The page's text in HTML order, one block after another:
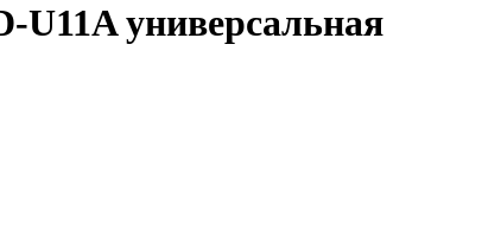
U11A универсальная